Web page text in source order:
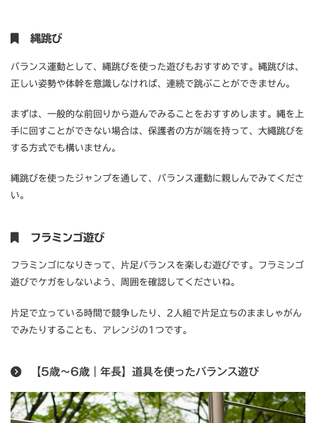
縄跳び
バランス運動として、縄跳びを使った遊びもおすすめです。縄跳びは、
正しい姿勢や体幹を意識しなければ、連続で跳ぶことができません。
まずは、一般的な前回りから遊んでみることをおすすめします。縄を上
手に回すことができない場合は、保護者の方が端を持って、大繩跳びを
する方式でも構いません。
縄跳びを使ったジャンプを通して、バランス運動に親しんでみてくださ
い。
フラミンゴ遊び
フラミンゴになりきって、片足バランスを楽しむ遊びです。フラミンゴ
遊びでケガをしないよう、周囲を確認してくださいね。
片足で立っている時間で競争したり、2人組で片足立ちのまましゃがん
でみたりすることも、アレンジの1つです。
【5歳～6歳｜年長】道具を使ったバランス遊び